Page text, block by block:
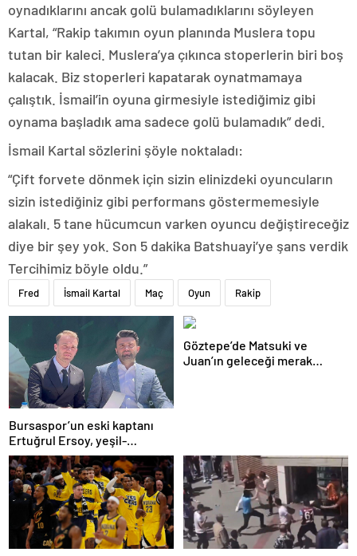
oynadıklarını ancak golü bulamadıklarını söyleyen
Kartal, “Rakip takımın oyun planında Muslera topu
tutan bir kaleci. Muslera’ya çıkınca stoperlerin biri boş
kalacak. Biz stoperleri kapatarak oynatmamaya
çalıştık. İsmail’in oyuna girmesiyle istediğimiz gibi
oynama başladık ama sadece golü bulamadık” dedi.
İsmail Kartal sözlerini şöyle noktaladı:
“Çift forvete dönmek için sizin elinizdeki oyuncuların
sizin istediğiniz gibi performans göstermemesiyle
alakalı. 5 tane hücumcun varken oyuncu değiştireceğiz
diye bir şey yok. Son 5 dakika Batshuayi’ye şans verdik
Tercihimiz böyle oldu.”
Fred İsmail Kartal Maç Oyun Rakip
Bursaspor’un eski kaptanı
Ertuğrul Ersoy, yeşil-
beyazlılara geri döndü
Göztepe’de Matsuki ve
Juan’ın geleceği merak